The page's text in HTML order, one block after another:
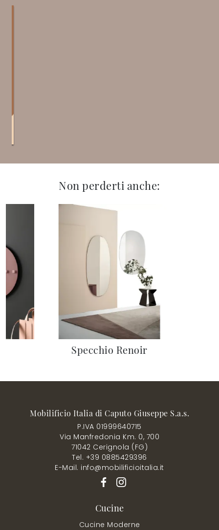
Non perderti anche:
Specchio Renoir
Mobilificio Italia di Caputo Giuseppe S.a.s.
P.IVA 01999640715
Via Manfredonia Km. 0, 700
71042 Cerignola (FG)
Tel. +39 0885429396
E-Mail. info@mobilificioitalia.it
Cucine
Cucine Moderne